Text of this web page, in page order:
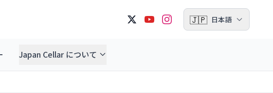
🇯🇵 日本語
Japan Cellar について